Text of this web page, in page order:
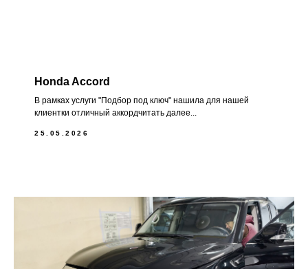
Honda Accord
В рамках услуги "Подбор под ключ" нашила для нашей
клиентки отличный аккордчитать далее...
25.05.2026